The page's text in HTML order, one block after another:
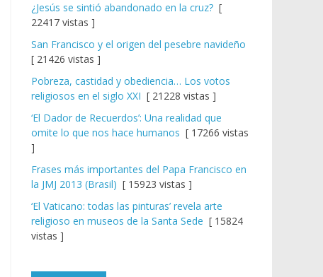
¿Jesús se sintió abandonado en la cruz? [
22417 vistas ]
San Francisco y el origen del pesebre navideño
[ 21426 vistas ]
Pobreza, castidad y obediencia… Los votos
religiosos en el siglo XXI [ 21228 vistas ]
‘El Dador de Recuerdos’: Una realidad que
omite lo que nos hace humanos [ 17266 vistas
]
Frases más importantes del Papa Francisco en
la JMJ 2013 (Brasil) [ 15923 vistas ]
‘El Vaticano: todas las pinturas’ revela arte
religioso en museos de la Santa Sede [ 15824
vistas ]